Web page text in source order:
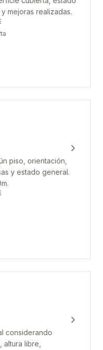
mejoras realizadas.
piso, orientación,
y estado general.
considerando
libre,